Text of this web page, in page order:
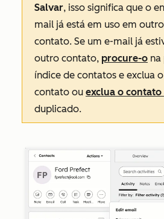
Salvar, isso significa que o
mail já está em uso em
contato. Se um e-mail já
outro contato, procure-o na
índice de contatos e exclua
contato ou exclua o contato
duplicado.